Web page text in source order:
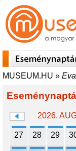
MUSEUM.HU »
2026.
27 28 29